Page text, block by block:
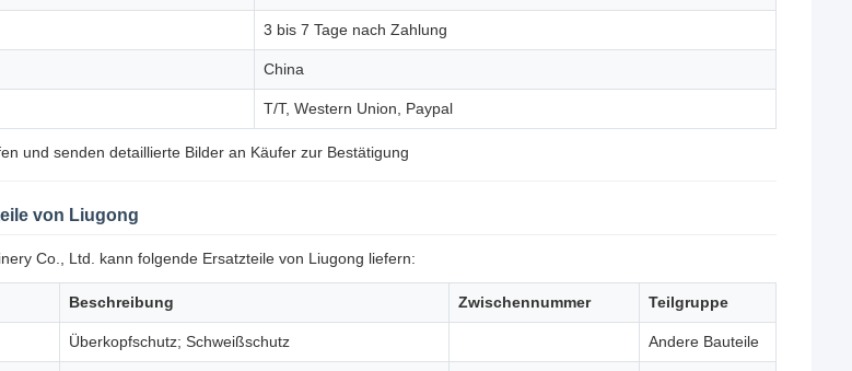
3 bis 7 Tage nach Zahlung
China
T/T, Western Union, Paypal
und senden detaillierte Bilder an Käufer zur Bestätigung
von Liugong
Co., Ltd. kann folgende Ersatzteile von Liugong liefern:
Beschreibung Zwischennummer Teilgruppe
Überkopfschutz; Schweißschutz Andere Bauteile